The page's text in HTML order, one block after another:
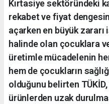
Kırtasiye sektöründeki
rekabet ve fiyat
açarken en büyük
halinde olan çocuklara
üretimle mücadelenin
hem de çocukların
olduğunu belirten
ürünlerden uzak